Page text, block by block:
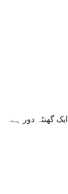
اگر آپ گاڑی سے سفر کرتے ہیں تو، براہ کرم نوٹ کریں کہ کنساس شہر 3 گھنٹے کی ڈرائیو ہے اور Topeka ایک گھنٹہ دور ہے.